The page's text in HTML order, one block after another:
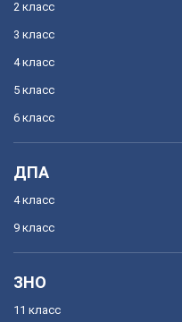
2 класс
3 класс
4 класс
5 класс
6 класс
ДПА
4 класс
9 класс
ЗНО
11 класс